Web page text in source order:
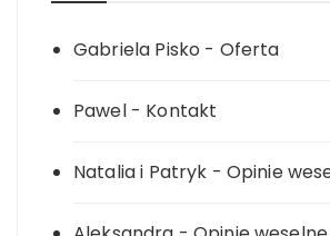
Gabriela Pisko - Oferta
Pawel- Kontakt
Natalia i Patryk - Opinie